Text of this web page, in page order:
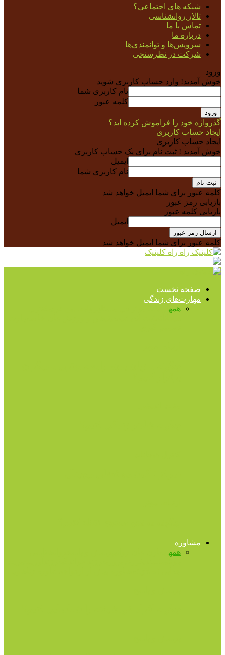
شبکه های اجتماعی؟
تالار روانشناسی
تماس با ما
درباره ما
سرویس‌ها و توانمندی‌ها
شرکت در نظرسنجی
ورود
خوش آمدید! وارد حساب کاربری شوید
نام کاربری شما
کلمه عبور
گذرواژه خود را فراموش کرده اید؟
ایجاد حساب کاربری
ایجاد حساب کاربری
خوش آمدید ! ثبت نام برای یک حساب کاربری
ایمیل
نام کاربری شما
کلمه عبور برای شما ایمیل خواهد شد
بازیابی رمز عبور
بازیابی کلمه عبور
ایمیل
کلمه عبور برای شما ایمیل خواهد شد
راه کلینیک
صفحه نخست
مهارت‌های زندگی
همه
مشاوره
همه